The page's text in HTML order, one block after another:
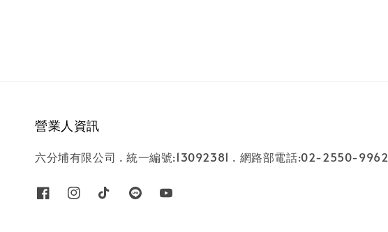
營業人資訊
六分埔有限公司 . 統一編號:13092381 . 網路部電話:02-2550-9962